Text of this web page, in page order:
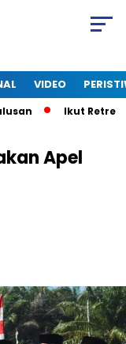
VIDEO
Ikut Retreat
Apel